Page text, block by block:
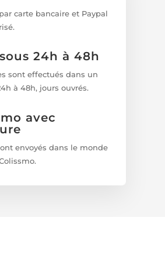
carte bancaire et Paypal
24h à 48h
sont effectués dans un
à 48h, jours ouvrés.
avec
envoyés dans le monde